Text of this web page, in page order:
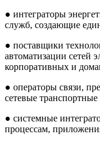
● интеграторы
служб, создающие
● поставщики
автоматизации сетей
корпоративных и
● операторы связи,
сетевые транспортные
● системные
процессам,